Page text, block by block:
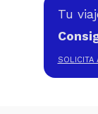
Tu
SOLICITA